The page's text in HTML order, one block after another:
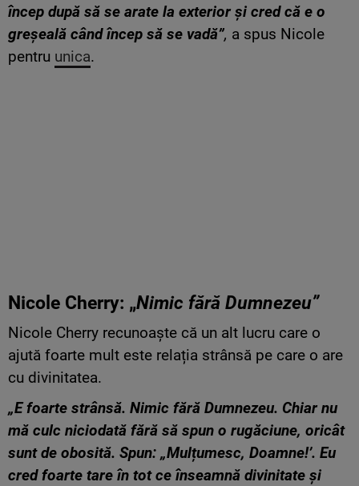
încep după să se arate la exterior și cred că e o
greșeală când încep să se vadă”, a spus Nicole
pentru unica.
Nicole Cherry: „Nimic fără Dumnezeu”
Nicole Cherry recunoaște că un alt lucru care o
ajută foarte mult este relația strânsă pe care o are
cu divinitatea.
„E foarte strânsă. Nimic fără Dumnezeu. Chiar nu
mă culc niciodată fără să spun o rugăciune, oricât
sunt de obosită. Spun: „Mulțumesc, Doamne!’. Eu
cred foarte tare în tot ce înseamnă divinitate și